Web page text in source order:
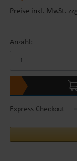
Preise inkl. MwSt.
Anzahl:
Express Checkout